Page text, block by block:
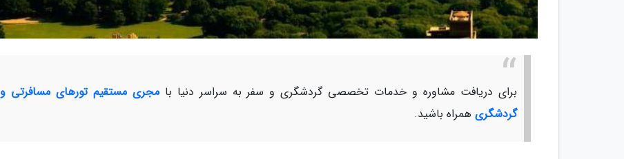
برای دریافت مشاوره و خدمات تخصصی گردشگری و سفر به سراسر دنیا بامجری مستقیم تورهای مسافرتی و
گردشگری همراه باشید.